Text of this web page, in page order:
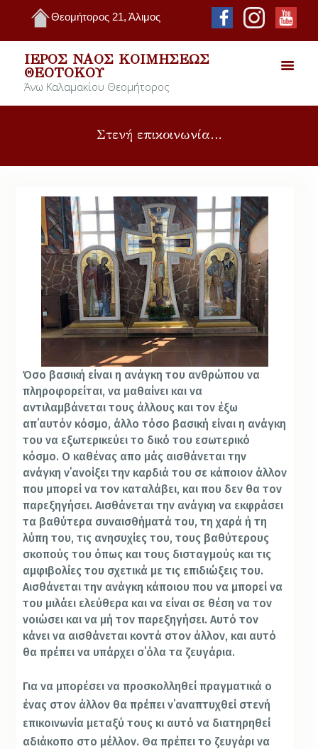
Θεομήτορος 21, Άλιμος
ΙΕΡΌΣ ΝΑΌΣ ΚΟΙΜΉΣΕΩΣ
ΘΕΟΤΌΚΟΥ
Άνω Καλαμακίου Θεομήτορος
Στενή επικοινωνία…
Όσο βασική είναι η ανάγκη του ανθρώπου να
πληροφορείται, να μαθαίνει και να
αντιλαμβάνεται τους άλλους και τον έξω
απ΄αυτόν κόσμο, άλλο τόσο βασική είναι η ανάγκη
του να εξωτερικεύει το δικό του εσωτερικό
κόσμο. Ο καθένας απο μάς αισθάνεται την
ανάγκη ν΄ανοίξει την καρδιά του σε κάποιον άλλον
που μπορεί να τον καταλάβει, και που δεν θα τον
παρεξηγήσει. Αισθάνεται την ανάγκη να εκφράσει
τα βαθύτερα συναισθήματά του, τη χαρά ή τη
λύπη του, τις ανησυχίες του, τους βαθύτερους
σκοπούς του όπως και τους δισταγμούς και τις
αμφιβολίες του σχετικά με τις επιδιώξεις του.
Αισθάνεται την ανάγκη κάποιου που να μπορεί να
του μιλάει ελεύθερα και να είναι σε θέση να τον
νοιώσει και να μή τον παρεξηγήσει. Αυτό τον
κάνει να αισθάνεται κοντά στον άλλον, και αυτό
θα πρέπει να υπάρχει σ΄όλα τα ζευγάρια.
Για να μπορέσει να προσκολληθεί πραγματικά ο
ένας στον άλλον θα πρέπει ν΄αναπτυχθεί στενή
επικοινωνία μεταξύ τους κι αυτό να διατηρηθεί
αδιάκοπο στο μέλλον. Θα πρέπει το ζευγάρι να